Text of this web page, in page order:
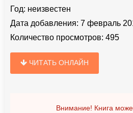
Год: неизвестен
Дата добавления: 7 февраль
Количество просмотров: 495
ЧИТАТЬ ОНЛАЙН
Внимание! Книга